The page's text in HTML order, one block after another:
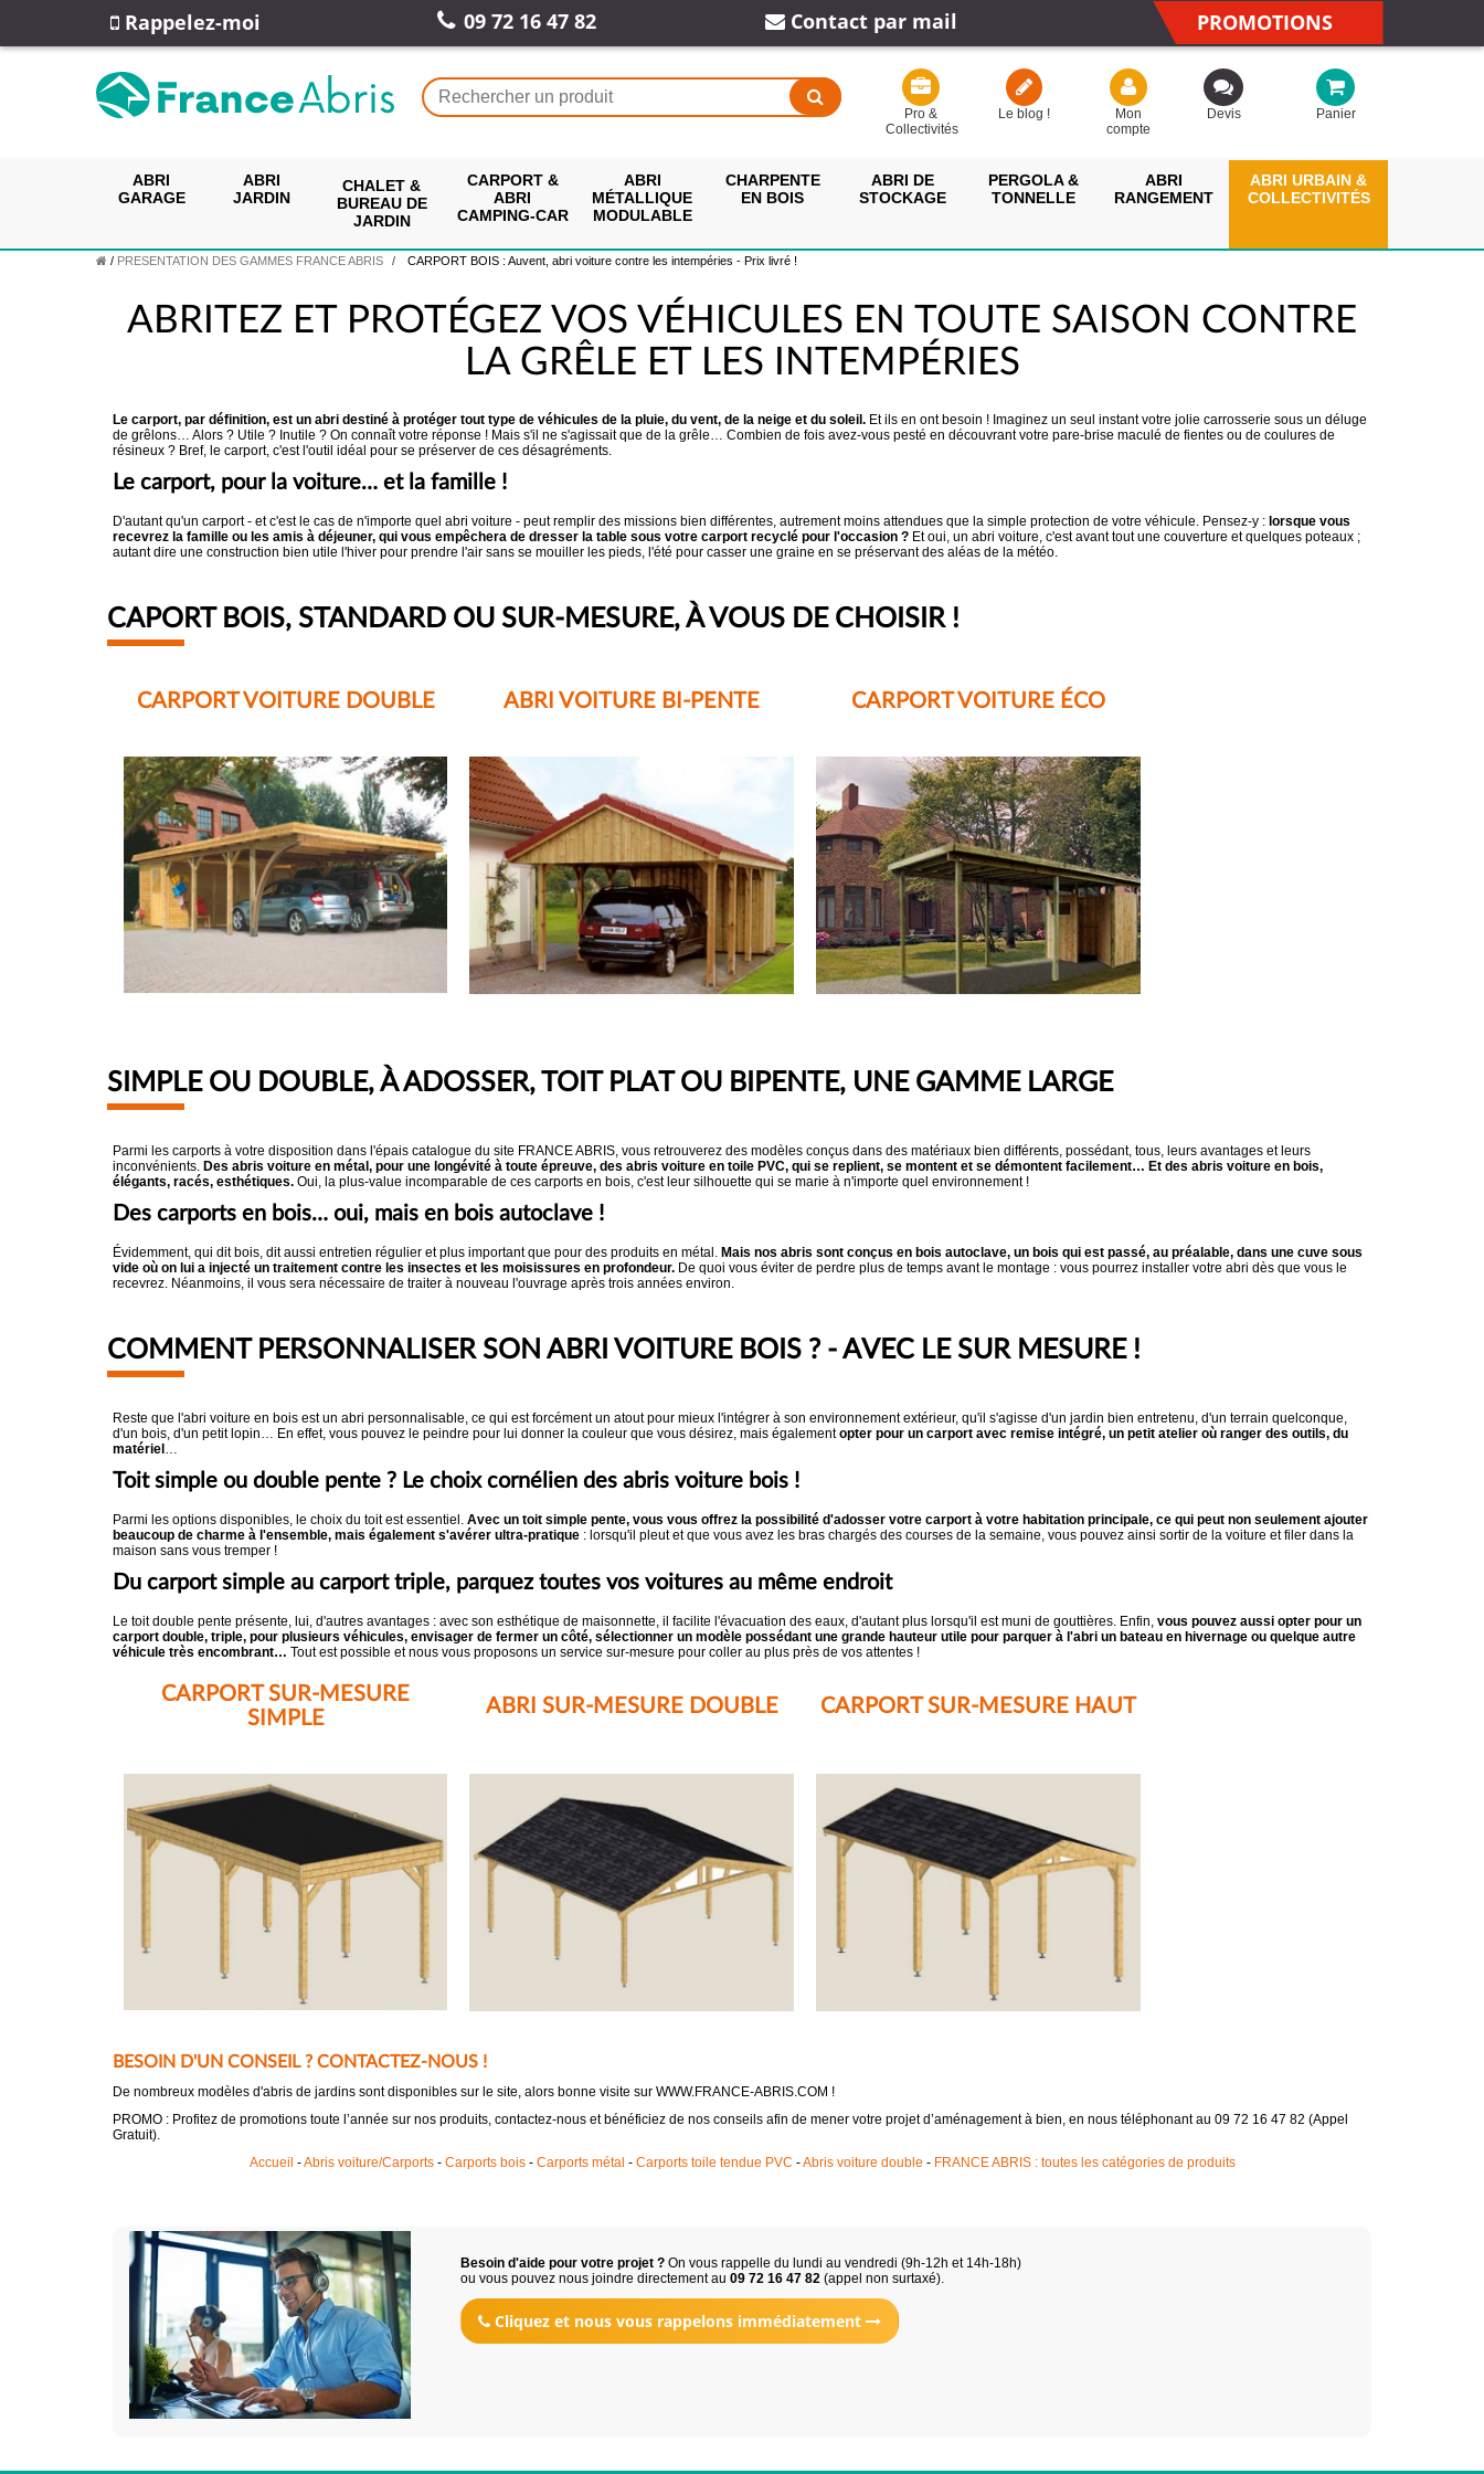
Rappelez-moi 09 72 16 47 82 Contact par mail PROMOTIONS
Pro &
Collectivités
Le blog !
Mon
compte
Devis Panier
ABRI
GARAGE
ABRI
JARDIN
CHALET &
BUREAU DE
JARDIN
CARPORT &
ABRI
CAMPING-CAR
ABRI
MÉTALLIQUE
MODULABLE
CHARPENTE
EN BOIS
ABRI DE
STOCKAGE
PERGOLA &
TONNELLE
ABRI
RANGEMENT
ABRI URBAIN &
COLLECTIVITÉS
/ PRESENTATION DES GAMMES FRANCE ABRIS CARPORT BOIS : Auvent, abri voiture contre les intempéries - Prix livré !
ABRITEZ ET PROTÉGEZ VOS VÉHICULES EN TOUTE SAISON CONTRE
LA GRÊLE ET LES INTEMPÉRIES
Le carport, par définition, est un abri destiné à protéger tout type de véhicules de la pluie, du vent, de la neige et du soleil. Et ils en ont besoin ! Imaginez un seul instant votre jolie carrosserie sous un déluge
de grêlons… Alors ? Utile ? Inutile ? On connaît votre réponse ! Mais s'il ne s'agissait que de la grêle… Combien de fois avez-vous pesté en découvrant votre pare-brise maculé de fientes ou de coulures de
résineux ? Bref, le carport, c'est l'outil idéal pour se préserver de ces désagréments.
Le carport, pour la voiture… et la famille !
D'autant qu'un carport - et c'est le cas de n'importe quel abri voiture - peut remplir des missions bien différentes, autrement moins attendues que la simple protection de votre véhicule. Pensez-y : lorsque vous
recevrez la famille ou les amis à déjeuner, qui vous empêchera de dresser la table sous votre carport recyclé pour l'occasion ? Et oui, un abri voiture, c'est avant tout une couverture et quelques poteaux ;
autant dire une construction bien utile l'hiver pour prendre l'air sans se mouiller les pieds, l'été pour casser une graine en se préservant des aléas de la météo.
CAPORT BOIS, STANDARD OU SUR-MESURE, À VOUS DE CHOISIR !
CARPORT VOITURE DOUBLE ABRI VOITURE BI-PENTE CARPORT VOITURE ÉCO
SIMPLE OU DOUBLE, À ADOSSER, TOIT PLAT OU BIPENTE, UNE GAMME LARGE
Parmi les carports à votre disposition dans l'épais catalogue du site FRANCE ABRIS, vous retrouverez des modèles conçus dans des matériaux bien différents, possédant, tous, leurs avantages et leurs
inconvénients. Des abris voiture en métal, pour une longévité à toute épreuve, des abris voiture en toile PVC, qui se replient, se montent et se démontent facilement… Et des abris voiture en bois,
élégants, racés, esthétiques. Oui, la plus-value incomparable de ces carports en bois, c'est leur silhouette qui se marie à n'importe quel environnement !
Des carports en bois… oui, mais en bois autoclave !
Évidemment, qui dit bois, dit aussi entretien régulier et plus important que pour des produits en métal. Mais nos abris sont conçus en bois autoclave, un bois qui est passé, au préalable, dans une cuve sous
vide où on lui a injecté un traitement contre les insectes et les moisissures en profondeur. De quoi vous éviter de perdre plus de temps avant le montage : vous pourrez installer votre abri dès que vous le
recevrez. Néanmoins, il vous sera nécessaire de traiter à nouveau l'ouvrage après trois années environ.
COMMENT PERSONNALISER SON ABRI VOITURE BOIS ? - AVEC LE SUR MESURE !
Reste que l'abri voiture en bois est un abri personnalisable, ce qui est forcément un atout pour mieux l'intégrer à son environnement extérieur, qu'il s'agisse d'un jardin bien entretenu, d'un terrain quelconque,
d'un bois, d'un petit lopin… En effet, vous pouvez le peindre pour lui donner la couleur que vous désirez, mais égalementopter pour un carport avec remise intégré, un petit atelier où ranger des outils, du
matériel …
Toit simple ou double pente ? Le choix cornélien des abris voiture bois !
Parmi les options disponibles, le choix du toit est essentiel. Avec un toit simple pente, vous vous offrez la possibilité d'adosser votre carport à votre habitation principale, ce qui peut non seulement ajouter
beaucoup de charme à l'ensemble, mais également s'avérer ultra-pratique : lorsqu'il pleut et que vous avez les bras chargés des courses de la semaine, vous pouvez ainsi sortir de la voiture et filer dans la
maison sans vous tremper !
Du carport simple au carport triple, parquez toutes vos voitures au même endroit
Le toit double pente présente, lui, d'autres avantages : avec son esthétique de maisonnette, il facilite l'évacuation des eaux, d'autant plus lorsqu'il est muni de gouttières. Enfin, vous pouvez aussi opter pour un
carport double, triple, pour plusieurs véhicules, envisager de fermer un côté, sélectionner un modèle possédant une grande hauteur utile pour parquer à l'abri un bateau en hivernage ou quelque autre
véhicule très encombrant… Tout est possible et nous vous proposons un service sur-mesure pour coller au plus près de vos attentes !
CARPORT SUR-MESURE
SIMPLE
ABRI SUR-MESURE DOUBLE CARPORT SUR-MESURE HAUT
BESOIN D'UN CONSEIL ? CONTACTEZ-NOUS !
De nombreux modèles d'abris de jardins sont disponibles sur le site, alors bonne visite sur WWW.FRANCE-ABRIS.COM !
PROMO : Profitez de promotions toute l’année sur nos produits, contactez-nous et bénéficiez de nos conseils afin de mener votre projet d’aménagement à bien, en nous téléphonant au 09 72 16 47 82 (Appel
Gratuit).
Accueil -Abris voiture/Carports- Carports bois- Carports métal - Carports toile tendue PVC -Abris voiture double - FRANCE ABRIS : toutes les catégories de produits
Besoin d'aide pour votre projet ? On vous rappelle du lundi au vendredi (9h-12h et 14h-18h)
ou vous pouvez nous joindre directement au 09 72 16 47 82 (appel non surtaxé).
Cliquez et nous vous rappelons immédiatement